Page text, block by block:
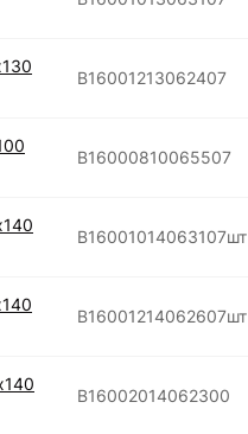
B16001213062407
B16000810065507
B16001014063107шт
B16001214062607шт
B16002014062300